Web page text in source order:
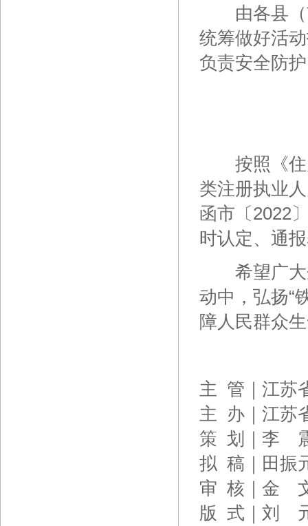
由各县（
统筹做好活
负责安全防
按照《住
类注册执业
函市〔2022
时认定、通
希望广大企
动中，弘扬“
障人民群众
主 管｜江苏
主 办｜江苏
策 划｜李
拟 稿｜田
审 核｜金
版 式｜刘